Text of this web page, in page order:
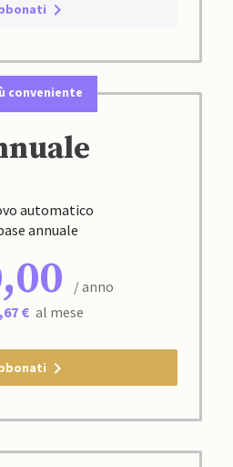
conveniente
automatico
annuale
/ anno
€ al mese